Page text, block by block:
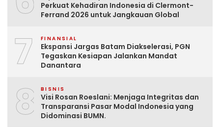
Perkuat Kehadiran Indonesia di Clermont-
Ferrand 2026 untuk Jangkauan Global
7 FINANSIAL
Ekspansi Jargas Batam Diakselerasi, PGN
Tegaskan Kesiapan Jalankan Mandat
Danantara
8 BISNIS
Visi Rosan Roeslani: Menjaga Integritas dan
Transparansi Pasar Modal Indonesia yang
Didominasi BUMN.